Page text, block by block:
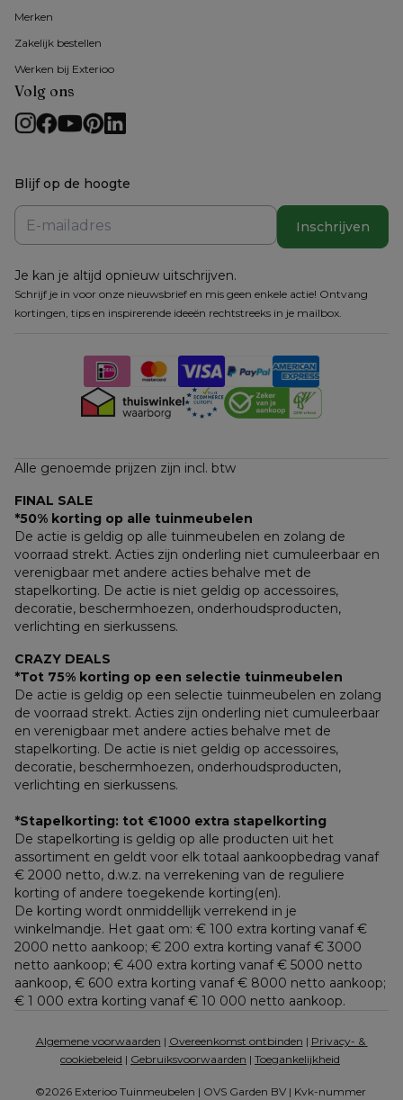
Merken
Zakelijk bestellen
Werken bij Exterioo
Volg ons
Blijf op de hoogte
Inschrijven
Je kan je altijd opnieuw uitschrijven.
Schrijf je in voor onze nieuwsbrief en mis geen enkele actie! Ontvang
kortingen, tips en inspirerende ideeën rechtstreeks in je mailbox.
Alle genoemde prijzen zijn incl. btw
FINAL SALE
*50% korting op alle tuinmeubelen
De actie is geldig op alle tuinmeubelen en zolang de
voorraad strekt. Acties zijn onderling niet cumuleerbaar en
verenigbaar met andere acties behalve met de
stapelkorting. De actie is niet geldig op accessoires,
decoratie, beschermhoezen, onderhoudsproducten,
verlichting en sierkussens.
CRAZY DEALS
*Tot 75% korting op een selectie tuinmeubelen
De actie is geldig op een selectie tuinmeubelen en zolang
de voorraad strekt. Acties zijn onderling niet cumuleerbaar
en verenigbaar met andere acties behalve met de
stapelkorting. De actie is niet geldig op accessoires,
decoratie, beschermhoezen, onderhoudsproducten,
verlichting en sierkussens.
*Stapelkorting: tot €1000 extra stapelkorting
De stapelkorting is geldig op alle producten uit het
assortiment en geldt voor elk totaal aankoopbedrag vanaf
€ 2000 netto, d.w.z. na verrekening van de reguliere
korting of andere toegekende korting(en).
De korting wordt onmiddellijk verrekend in je
winkelmandje. Het gaat om: € 100 extra korting vanaf €
2000 netto aankoop; € 200 extra korting vanaf € 3000
netto aankoop; € 400 extra korting vanaf € 5000 netto
€ 1 000 extra korting vanaf € 10 000 netto aankoop.
Algemene voorwaarden | Overeenkomst ontbinden | Privacy- &
cookiebeleid | Gebruiksvoorwaarden | Toegankelijkheid
©2026 Exterioo Tuinmeubelen | OVS Garden BV | Kvk-nummer